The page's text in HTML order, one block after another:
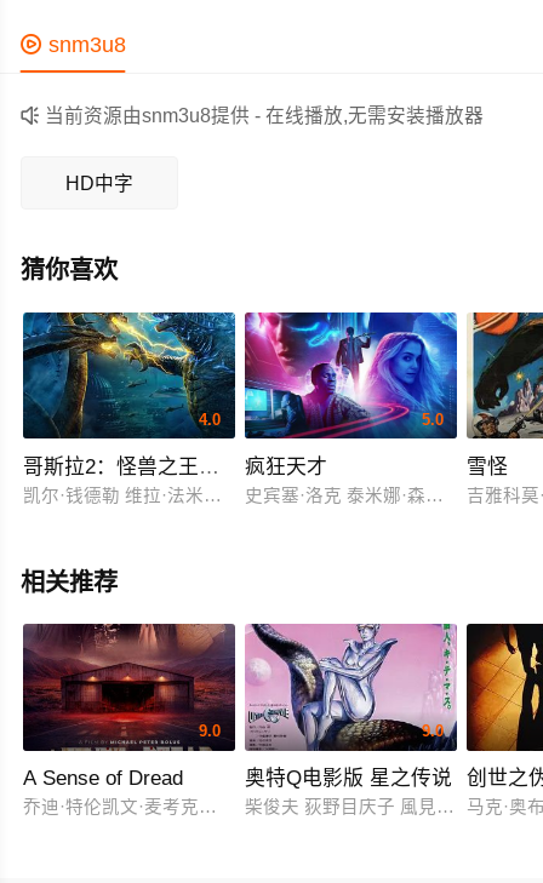
作为一部 上映的科幻电影，在当期同类题材影片中具有一
定的看点，在演员表现和剧情架构上也都有不错的亮点，
剧情紧凑，角色塑造鲜明，适合喜欢科幻类电影的观众观
 snm3u8
 当前资源由snm3u8提供 - 在线播放,无需安装播放器
HD中字
猜你喜欢
4.0
哥斯拉2：怪兽之王（原声版）
凯尔·钱德勒 维拉·法米加 米莉·波比·布朗 章子怡 渡边谦 布莱德
5.0
疯狂天才
史宾塞·洛克 泰米娜·森尼 法兰·塔
雪怪
吉雅科
相关推荐
9.0
A Sense of Dread
乔迪·特伦凯文·麦考克尔虹膜
9.0
奥特Q电影版 星之传说
柴俊夫 荻野目庆子 風見しんご
创世之
马克·奥